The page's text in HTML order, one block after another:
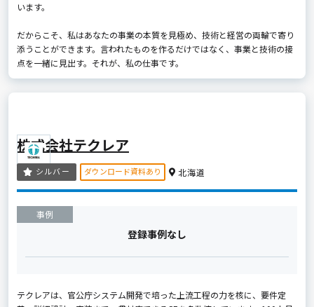
います。
だからこそ、私はあなたの事業の本質を見極め、技術と経営の両輪で寄り
添うことができます。言われたものを作るだけではなく、事業と技術の接
点を一緒に見出す。それが、私の仕事です。
株式会社テクレア
シルバー ダウンロード資料あり 北海道
事例
登録事例なし
テクレアは、官公庁システム開発で培った上流工程の力を核に、要件定